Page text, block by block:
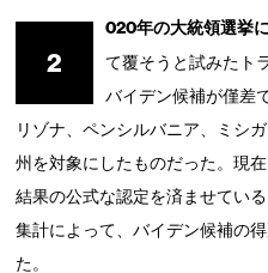
2
020年の大統領選挙
て覆そうと試みたト
バイデン候補が僅差
リゾナ、ペンシルバニア、ミシ
州を対象にしたものだった。現
結果の公式な認定を済ませてい
集計によって、バイデン候補の
た。